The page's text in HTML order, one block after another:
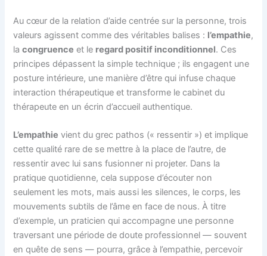
Au cœur de la relation d’aide centrée sur la personne, trois
valeurs agissent comme des véritables balises : l’empathie,
lacongruence et le regard positif inconditionnel. Ces
principes dépassent la simple technique ; ils engagent une
posture intérieure, une manière d’être qui infuse chaque
interaction thérapeutique et transforme le cabinet du
thérapeute en un écrin d’accueil authentique.
L’empathie vient du grec pathos (« ressentir ») et implique
cette qualité rare de se mettre à la place de l’autre, de
ressentir avec lui sans fusionner ni projeter. Dans la
pratique quotidienne, cela suppose d’écouter non
seulement les mots, mais aussi les silences, le corps, les
mouvements subtils de l’âme en face de nous. À titre
d’exemple, un praticien qui accompagne une personne
traversant une période de doute professionnel — souvent
en quête de sens — pourra, grâce à l’empathie, percevoir